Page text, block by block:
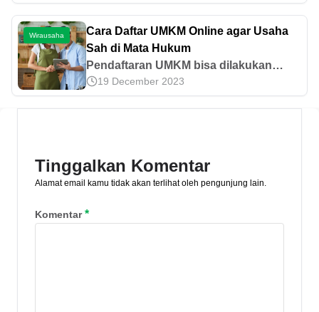
peluang keuntungan, risiko, tips
membangun usahanya di sini!
Wirausaha
Cara Daftar UMKM Online agar Usaha
Sah di Mata Hukum
Pendaftaran UMKM bisa dilakukan
secara online lho. Agar
pelaksanaannya dijamin legal, pahami
19 December 2023
Tinggalkan Komentar
Alamat email kamu tidak akan terlihat oleh pengunjung lain.
Komentar*